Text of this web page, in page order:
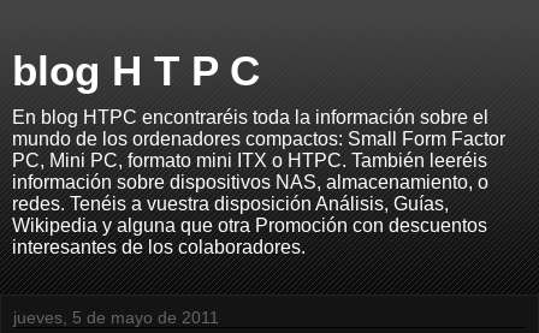
blog H T P C
En blog HTPC encontraréis toda la información sobre el
mundo de los ordenadores compactos: Small Form Factor
PC, Mini PC, formato mini ITX o HTPC. También leeréis
información sobre dispositivos NAS, almacenamiento, o
redes. Tenéis a vuestra disposición Análisis, Guías,
Wikipedia y alguna que otra Promoción con descuentos
interesantes de los colaboradores.
jueves, 5 de mayo de 2011